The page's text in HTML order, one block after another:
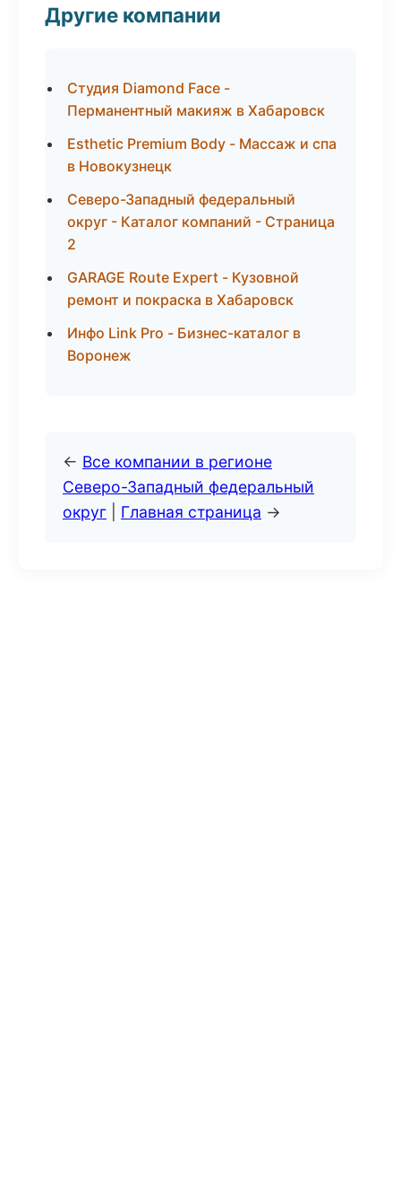
Другие компании
Студия Diamond Face -
Перманентный макияж в Хабаровск
Esthetic Premium Body - Массаж и спа
в Новокузнецк
Северо-Западный федеральный
округ - Каталог компаний - Страница
2
GARAGE Route Expert - Кузовной
ремонт и покраска в Хабаровск
Инфо Link Pro - Бизнес-каталог в
Воронеж
← Все компании в регионе
Северо-Западный федеральный
округ
Главная страница →